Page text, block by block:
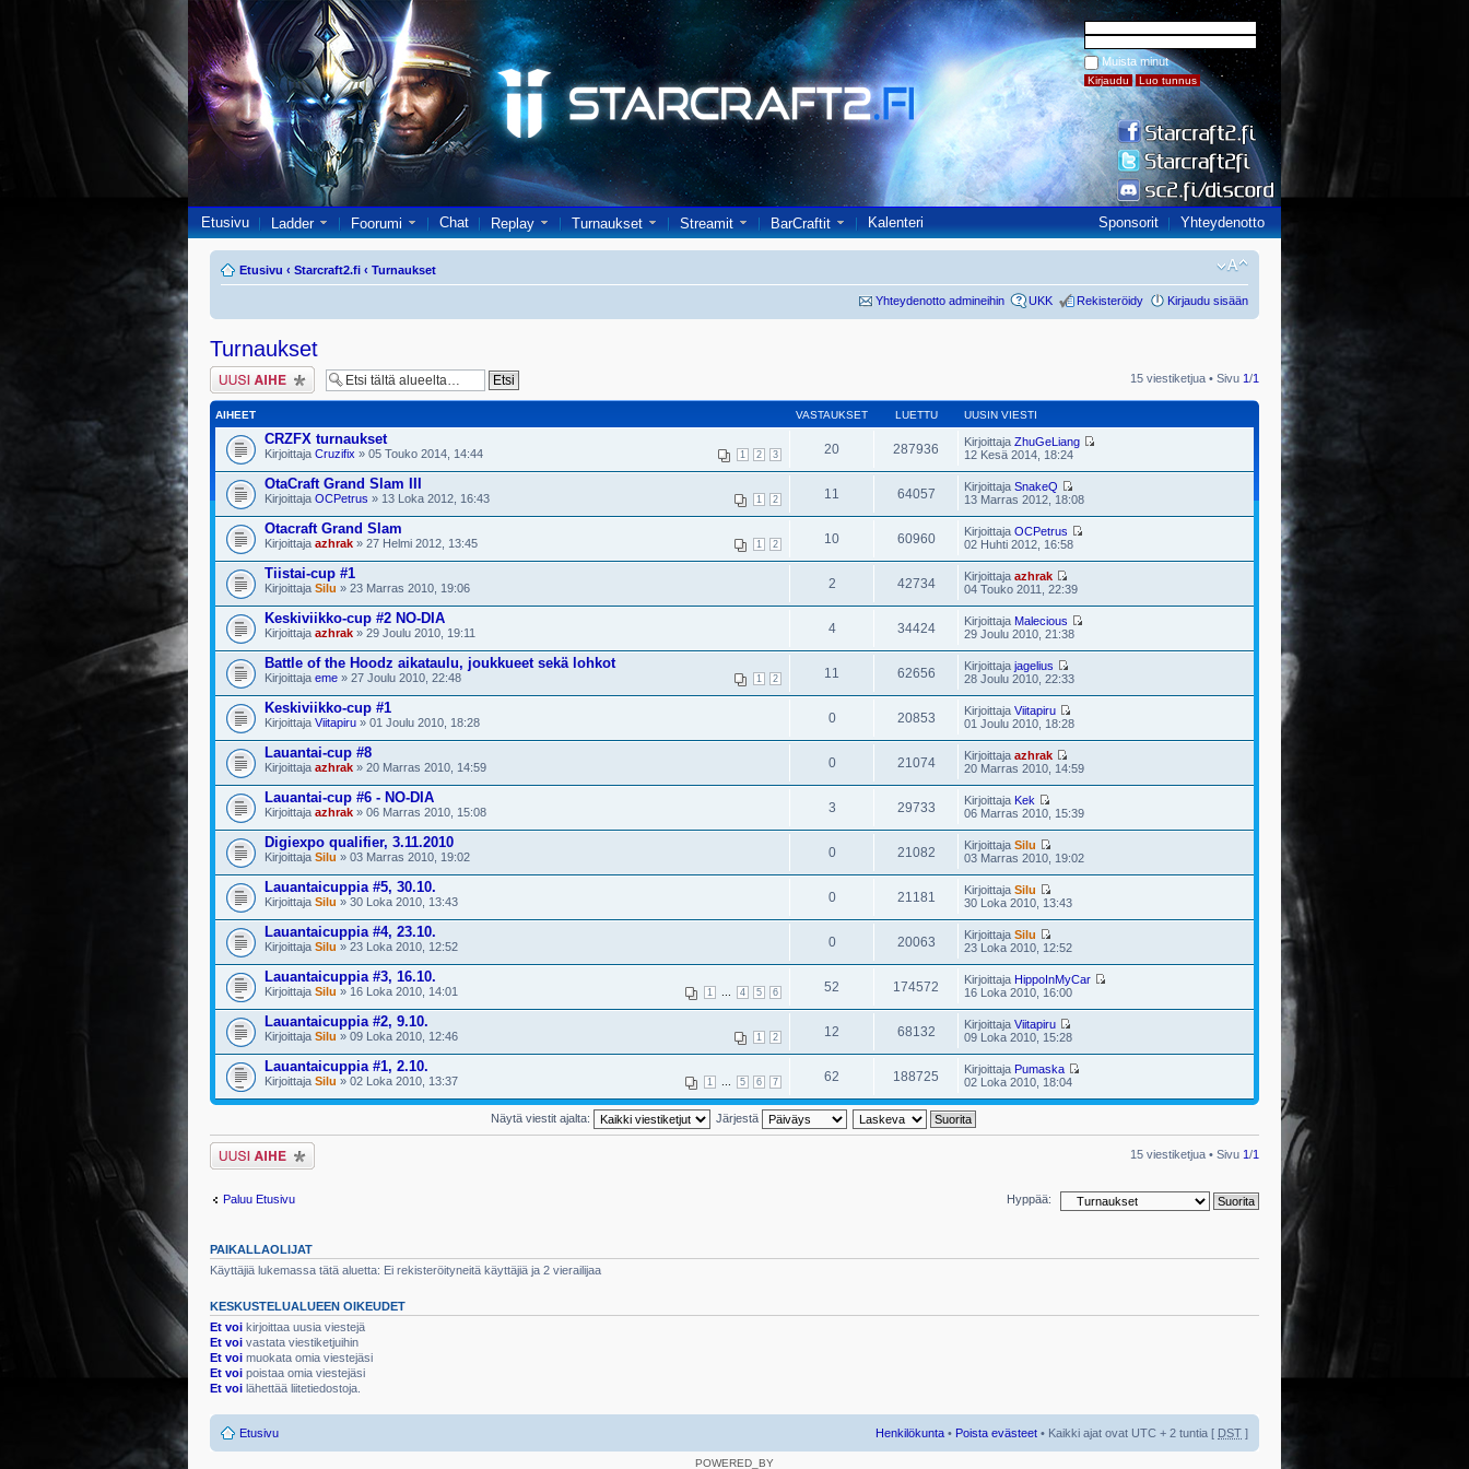
Muista minut
Etusivu Ladder Foorumi Chat Replay Turnaukset Streamit BarCraftit Kalenteri Sponsorit Yhteydenotto
Etusivu ‹ Starcraft2.fi ‹ Turnaukset
Yhteydenotto admineihin UKK Rekisteröidy Kirjaudu sisään
Turnaukset
Lähetä uusi viesti 15 viestiketjua • Sivu 1/1
AIHEET VASTAUKSET LUETTU UUSIN VIESTI
CRZFX turnaukset
1 2 3
Kirjoittaja Cruzifix » 05 Touko 2014, 14:44 20 287936 Kirjoittaja ZhuGeLiang
12 Kesä 2014, 18:24
OtaCraft Grand Slam III
1 2
Kirjoittaja OCPetrus » 13 Loka 2012, 16:43 11 64057 Kirjoittaja SnakeQ
13 Marras 2012, 18:08
Otacraft Grand Slam
1 2
Kirjoittaja azhrak » 27 Helmi 2012, 13:45 10 60960 Kirjoittaja OCPetrus
02 Huhti 2012, 16:58
Tiistai-cup #1
Kirjoittaja Silu » 23 Marras 2010, 19:06 2 42734 Kirjoittaja azhrak
04 Touko 2011, 22:39
Keskiviikko-cup #2 NO-DIA
Kirjoittaja azhrak » 29 Joulu 2010, 19:11 4 34424 Kirjoittaja Malecious
29 Joulu 2010, 21:38
Battle of the Hoodz aikataulu, joukkueet sekä lohkot
1 2
Kirjoittaja eme » 27 Joulu 2010, 22:48 11 62656 Kirjoittaja jagelius
28 Joulu 2010, 22:33
Keskiviikko-cup #1
Kirjoittaja Viitapiru » 01 Joulu 2010, 18:28 0 20853 Kirjoittaja Viitapiru
01 Joulu 2010, 18:28
Lauantai-cup #8
Kirjoittaja azhrak » 20 Marras 2010, 14:59 0 21074 Kirjoittaja azhrak
20 Marras 2010, 14:59
Lauantai-cup #6 - NO-DIA
Kirjoittaja azhrak » 06 Marras 2010, 15:08 3 29733 Kirjoittaja Kek
06 Marras 2010, 15:39
Digiexpo qualifier, 3.11.2010
Kirjoittaja Silu » 03 Marras 2010, 19:02 0 21082 Kirjoittaja Silu
03 Marras 2010, 19:02
Lauantaicuppia #5, 30.10.
Kirjoittaja Silu » 30 Loka 2010, 13:43 0 21181 Kirjoittaja Silu
30 Loka 2010, 13:43
Lauantaicuppia #4, 23.10.
Kirjoittaja Silu » 23 Loka 2010, 12:52 0 20063 Kirjoittaja Silu
23 Loka 2010, 12:52
Lauantaicuppia #3, 16.10.
1 4 5 6
Kirjoittaja Silu » 16 Loka 2010, 14:01 52 174572 Kirjoittaja HippoInMyCar
16 Loka 2010, 16:00
Lauantaicuppia #2, 9.10.
1 2
Kirjoittaja Silu » 09 Loka 2010, 12:46 12 68132 Kirjoittaja Viitapiru
09 Loka 2010, 15:28
Lauantaicuppia #1, 2.10.
1 5 6 7
Kirjoittaja Silu » 02 Loka 2010, 13:37 62 188725 Kirjoittaja Pumaska
02 Loka 2010, 18:04
Näytä viestit ajalta: Järjestä
Lähetä uusi viesti 15 viestiketjua • Sivu 1/1
Paluu Etusivu Hyppää:
PAIKALLAOLIJAT
Käyttäjiä lukemassa tätä aluetta: Ei rekisteröityneitä käyttäjiä ja 2 vierailijaa
KESKUSTELUALUEEN OIKEUDET
Et voi kirjoittaa uusia viestejä
Et voi vastata viestiketjuihin
Et voi muokata omia viestejäsi
Et voi poistaa omia viestejäsi
Et voi lähettää liitetiedostoja.
Etusivu Henkilökunta • Poista evästeet • Kaikki ajat ovat UTC + 2 tuntia [ DST ]
POWERED_BY